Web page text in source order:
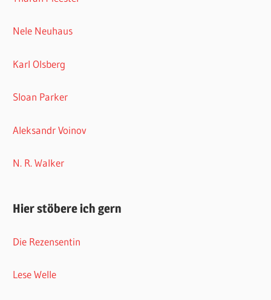
Nele Neuhaus
Karl Olsberg
Sloan Parker
Aleksandr Voinov
N. R. Walker
Hier stöbere ich gern
Die Rezensentin
Lese Welle